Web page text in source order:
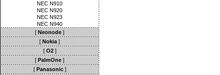
NEC N910
NEC N920
NEC N923
NEC N940
[ Neonode ]
[ Nokia ]
[ O2]
[ PalmOne ]
[ Panasonic]